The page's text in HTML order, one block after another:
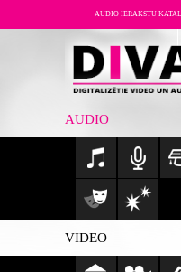
AUDIO IERAKSTU
AUDIO
VIDEO